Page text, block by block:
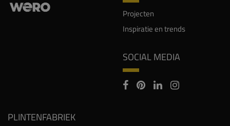
Projecten
Inspiratie en trends
SOCIAL MEDIA
PLINTENFABRIEK